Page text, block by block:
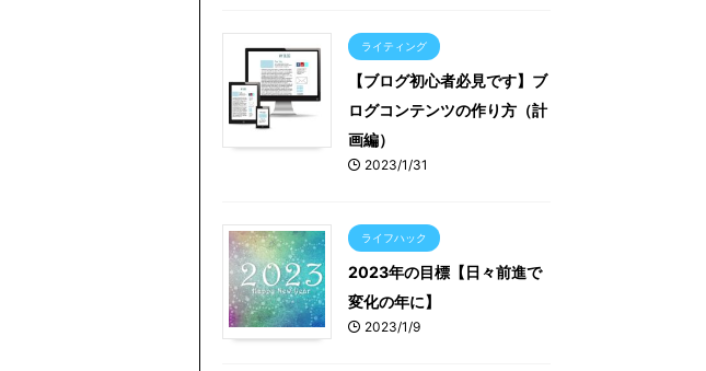
ライティング
【ブログ初心者必見です】ブ
ログコンテンツの作り方（計
画編）
2023/1/31
ライフハック
2023年の目標【日々前進で
変化の年に】
2023/1/9